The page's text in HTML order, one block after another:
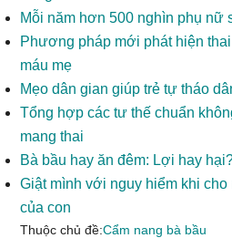
Mỗi năm hơn 500 nghìn phụ nữ
Phương pháp mới phát hiện
máu mẹ
Mẹo dân gian giúp trẻ tự tháo
Tổng hợp các tư thế chuẩn
mang thai
Bà bầu hay ăn đêm: Lợi hay
Giật mình với nguy hiểm khi cho
của con
Thuộc chủ đề:Cẩm nang bà bầu